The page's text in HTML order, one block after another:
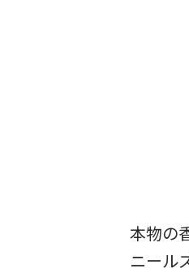
本物の
ニール